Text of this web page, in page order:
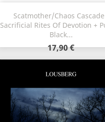
Scatmother/Chaos
Sacrificial Rites Of Devotion +
Black...
17,90 €